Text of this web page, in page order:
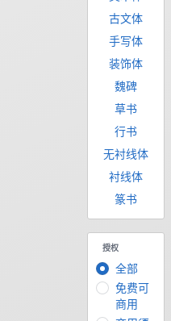
古文体
手写体
装饰体
魏碑
草书
行书
无衬线体
衬线体
篆书
授权
全部
免费可
商用